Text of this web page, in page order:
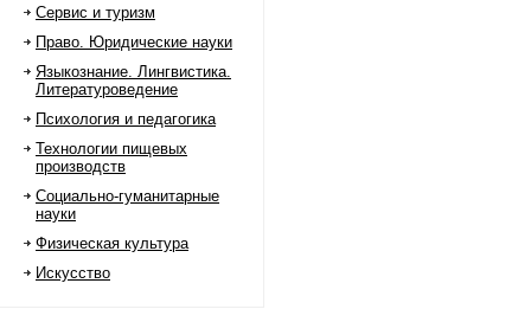
Сервис и туризм
Право. Юридические науки
Языкознание. Лингвистика.
Литературоведение
Психология и педагогика
Технологии пищевых
производств
Социально-гуманитарные
науки
Физическая культура
Искусство